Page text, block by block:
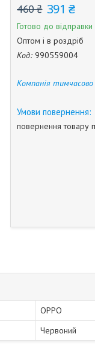
460 ₴ 391 ₴
Готово до відправки
Оптом і в роздріб
Код: 990559004
Компанія
повернення товару
OPPO
Червоний